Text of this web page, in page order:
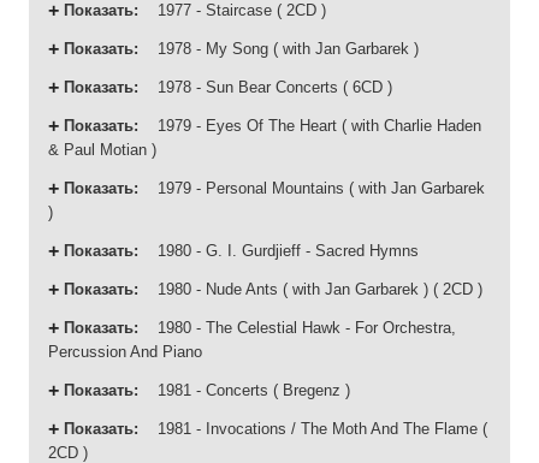
Показать: 1977 - Staircase ( 2CD )
Показать: 1978 - My Song ( with Jan Garbarek )
Показать: 1978 - Sun Bear Concerts ( 6CD )
Показать:
1979 - Eyes Of The Heart ( with Charlie Haden
& Paul Motian )
Показать:
1979 - Personal Mountains ( with Jan Garbarek
)
Показать: 1980 - G. I. Gurdjieff - Sacred Hymns
Показать: 1980 - Nude Ants ( with Jan Garbarek ) ( 2CD )
Показать:
1980 - The Celestial Hawk - For Orchestra,
Percussion And Piano
Показать: 1981 - Concerts ( Bregenz )
Показать:
1981 - Invocations / The Moth And The Flame (
2CD )